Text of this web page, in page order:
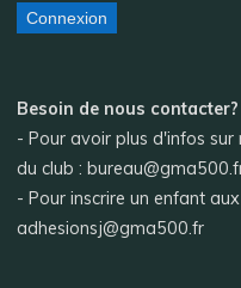
Connexion
Besoin de nous contacter?
- Pour avoir plus d'infos
du club :
- Pour inscrire un enfant
adhesionsj@gma500.fr